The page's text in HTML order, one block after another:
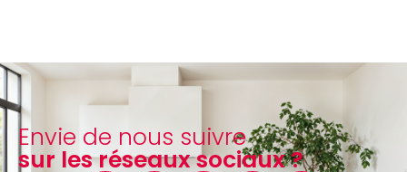
Envie de nous suivre
sur les réseaux sociaux ?